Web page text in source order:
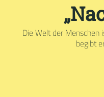
Die Welt der Menschen
begibt